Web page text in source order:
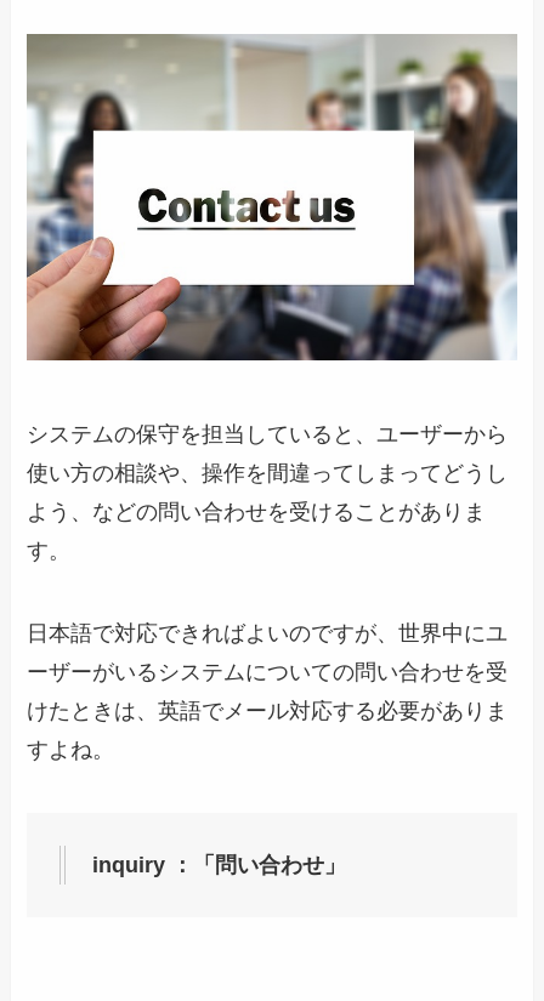
システムの保守を担当していると、ユーザーから
使い方の相談や、操作を間違ってしまってどうし
よう、などの問い合わせを受けることがありま
す。
日本語で対応できればよいのですが、世界中にユ
ーザーがいるシステムについての問い合わせを受
けたときは、英語でメール対応する必要がありま
すよね。
inquiry ：「問い合わせ」